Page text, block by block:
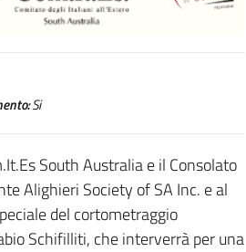
Si
South Australia e il Consolato
Alighieri Society of SA Inc. e al
del cortometraggio
Schifilliti, che interverrà per una